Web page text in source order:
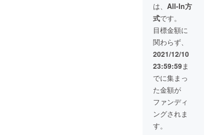
は、 All-In方
式です。
目標金額に
関わらず、
2021/12/10
23:59:59ま
でに集まっ
た金額が
ファンディ
ングされま
す。